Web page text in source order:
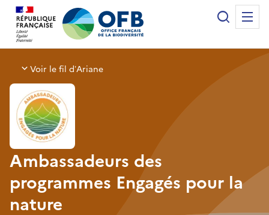
Office français de la biodiversité
Recherche
Voir le fil d’Ariane
Ambassadeurs des
programmes Engagés pour la
nature
Panneau de gestion des cookies